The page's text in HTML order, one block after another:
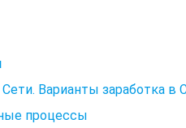
Варианты заработка в
процессы